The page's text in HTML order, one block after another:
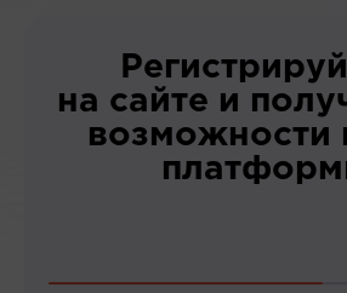
на сайте и
возможности